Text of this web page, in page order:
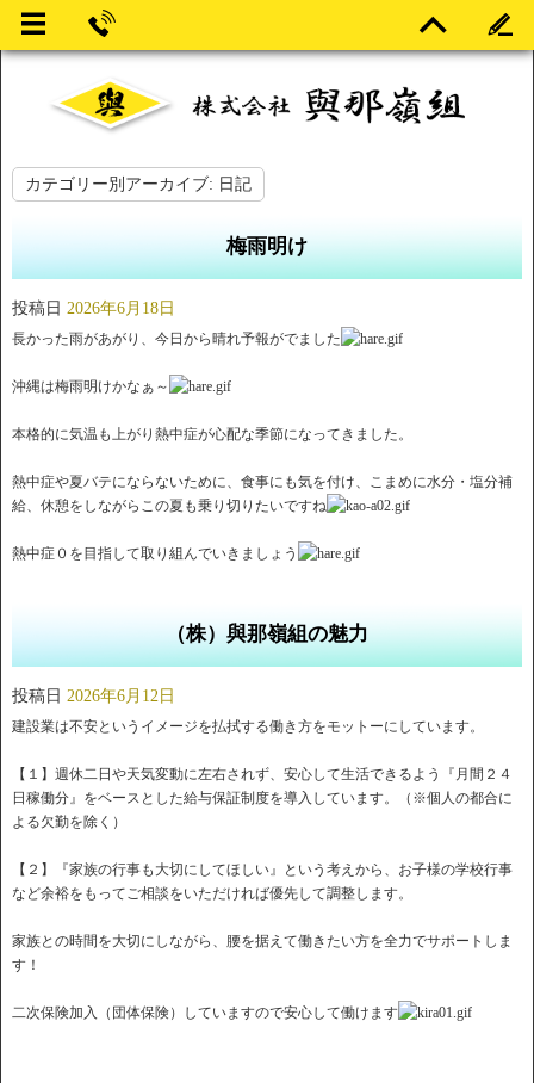
カテゴリー別アーカイブ: 日記
梅雨明け
投稿日 2026年6月18日
長かった雨があがり、今日から晴れ予報がでました
沖縄は梅雨明けかなぁ～
本格的に気温も上がり熱中症が心配な季節になってきました。
熱中症や夏バテにならないために、食事にも気を付け、こまめに水分・塩分補
給、休憩をしながらこの夏も乗り切りたいですね
熱中症０を目指して取り組んでいきましょう
（株）與那嶺組の魅力
投稿日 2026年6月12日
建設業は不安というイメージを払拭する働き方をモットーにしています。
【１】週休二日や天気変動に左右されず、安心して生活できるよう『月間２４
日稼働分』をベースとした給与保証制度を導入しています。（※個人の都合に
よる欠勤を除く）
【２】『家族の行事も大切にしてほしい』という考えから、お子様の学校行事
など余裕をもってご相談をいただければ優先して調整します。
家族との時間を大切にしながら、腰を据えて働きたい方を全力でサポートしま
す！
二次保険加入（団体保険）していますので安心して働けます